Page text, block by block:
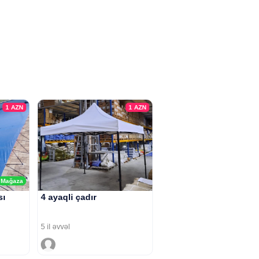
Mağaza
1 AZN 1 AZN
4 ayaqli çadır
5 il əvvəl